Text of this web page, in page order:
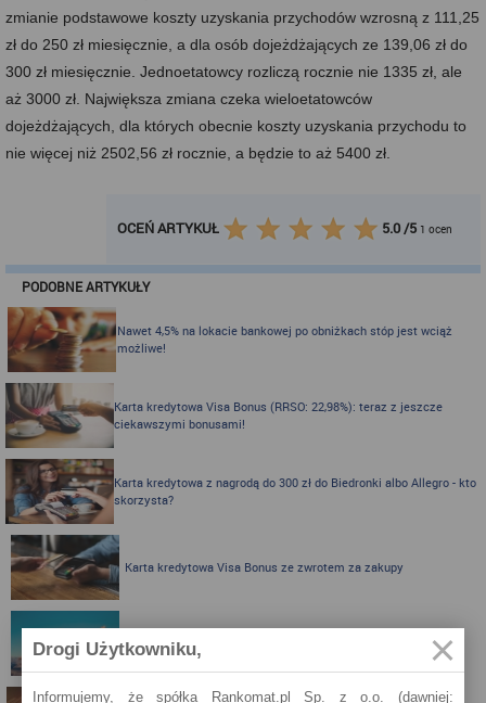
zmianie podstawowe koszty uzyskania przychodów wzrosną z 111,25
zł do 250 zł miesięcznie, a dla osób dojeżdżających ze 139,06 zł do
300 zł miesięcznie. Jednoetatowcy rozliczą rocznie nie 1335 zł, ale
aż 3000 zł. Największa zmiana czeka wieloetatowców
dojeżdżających, dla których obecnie koszty uzyskania przychodu to
nie więcej niż 2502,56 zł rocznie, a będzie to aż 5400 zł.
OCEŃ ARTYKUŁ 5.0/5 1 ocen
PODOBNE ARTYKUŁY
Nawet 4,5% na lokacie bankowej po obniżkach stóp jest wciąż
możliwe!
Karta kredytowa Visa Bonus (RRSO: 22,98%): teraz z jeszcze
ciekawszymi bonusami!
Karta kredytowa z nagrodą do 300 zł do Biedronki albo Allegro - kto
skorzysta?
Karta kredytowa Visa Bonus ze zwrotem za zakupy
Zbieraj mile z kartą kredytową Pekao S.A.
Drogi Użytkowniku,
Informujemy, że spółka Rankomat.pl Sp. z o.o. (dawniej: